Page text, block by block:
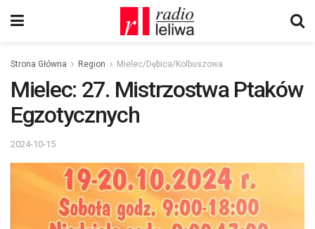
Strona Główna Region Mielec/Dębica/Kolbuszowa
Mielec: 27. Mistrzostwa Ptaków
Egzotycznych
2024-10-15